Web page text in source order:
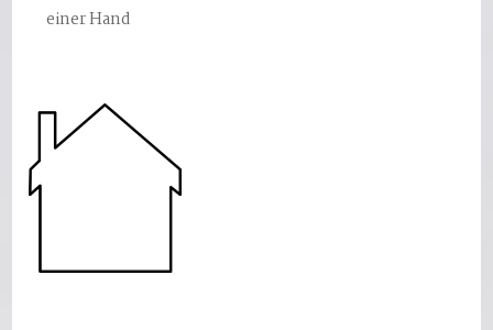
einer Hand